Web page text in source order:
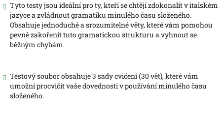
Tyto testy jsou ideální pro ty, kteří se chtějí zdokonalit v italském
jazyce a zvládnout gramatiku minulého času složeného.
Obsahuje jednoduché a srozumitelné věty, které vám pomohou
pevně zakořenit tuto gramatickou strukturu a vyhnout se
běžným chybám.
Testový soubor obsahuje 3 sady cvičení (30 vět), které vám
umožní procvičit vaše dovednosti v používání minulého času
složeného.